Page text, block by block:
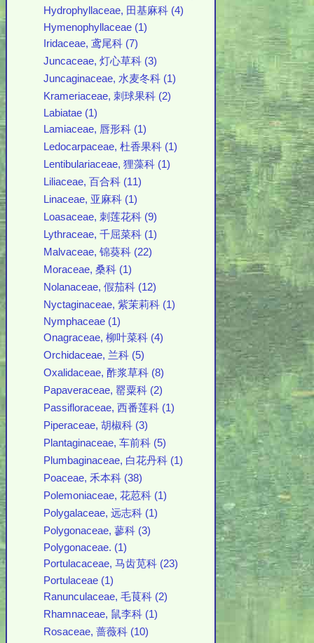
Hydrophyllaceae, 田基麻科 (4)
Hymenophyllaceae (1)
Iridaceae, 鸢尾科 (7)
Juncaceae, 灯心草科 (3)
Juncaginaceae, 水麦冬科 (1)
Krameriaceae, 刺球果科 (2)
Labiatae (1)
Lamiaceae, 唇形科 (1)
Ledocarpaceae, 杜香果科 (1)
Lentibulariaceae, 狸藻科 (1)
Liliaceae, 百合科 (11)
Linaceae, 亚麻科 (1)
Loasaceae, 刺莲花科 (9)
Lythraceae, 千屈菜科 (1)
Malvaceae, 锦葵科 (22)
Moraceae, 桑科 (1)
Nolanaceae, 假茄科 (12)
Nyctaginaceae, 紫茉莉科 (1)
Nymphaceae (1)
Onagraceae, 柳叶菜科 (4)
Orchidaceae, 兰科 (5)
Oxalidaceae, 酢浆草科 (8)
Papaveraceae, 罂粟科 (2)
Passifloraceae, 西番莲科 (1)
Piperaceae, 胡椒科 (3)
Plantaginaceae, 车前科 (5)
Plumbaginaceae, 白花丹科 (1)
Poaceae, 禾本科 (38)
Polemoniaceae, 花荵科 (1)
Polygalaceae, 远志科 (1)
Polygonaceae, 蓼科 (3)
Polygonaceae. (1)
Portulacaceae, 马齿苋科 (23)
Portulaceae (1)
Ranunculaceae, 毛茛科 (2)
Rhamnaceae, 鼠李科 (1)
Rosaceae, 蔷薇科 (10)